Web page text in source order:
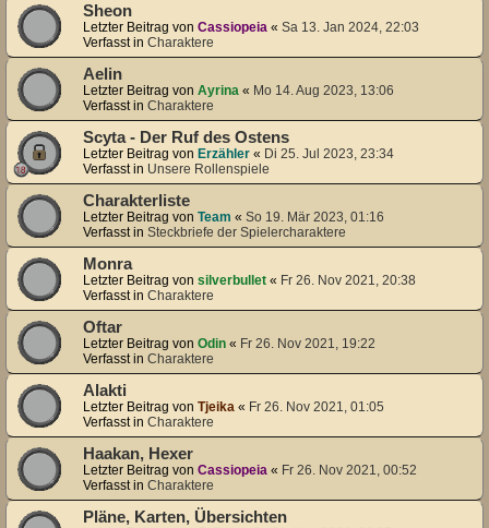
Sheon
Letzter Beitrag von Cassiopeia « Sa 13. Jan 2024, 22:03
Verfasst in Charaktere
Aelin
Letzter Beitrag von Ayrina « Mo 14. Aug 2023, 13:06
Verfasst in Charaktere
Scyta - Der Ruf des Ostens
Letzter Beitrag von Erzähler « Di 25. Jul 2023, 23:34
Verfasst in Unsere Rollenspiele
Charakterliste
Letzter Beitrag von Team « So 19. Mär 2023, 01:16
Verfasst in Steckbriefe der Spielercharaktere
Monra
Letzter Beitrag von silverbullet « Fr 26. Nov 2021, 20:38
Verfasst in Charaktere
Oftar
Letzter Beitrag von Odin « Fr 26. Nov 2021, 19:22
Verfasst in Charaktere
Alakti
Letzter Beitrag von Tjeika « Fr 26. Nov 2021, 01:05
Verfasst in Charaktere
Haakan, Hexer
Letzter Beitrag von Cassiopeia « Fr 26. Nov 2021, 00:52
Verfasst in Charaktere
Pläne, Karten, Übersichten